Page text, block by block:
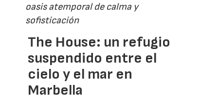
oasis atemporal de calma y
sofisticación
The House: un refugio
suspendido entre el
cielo y el mar en
Marbella